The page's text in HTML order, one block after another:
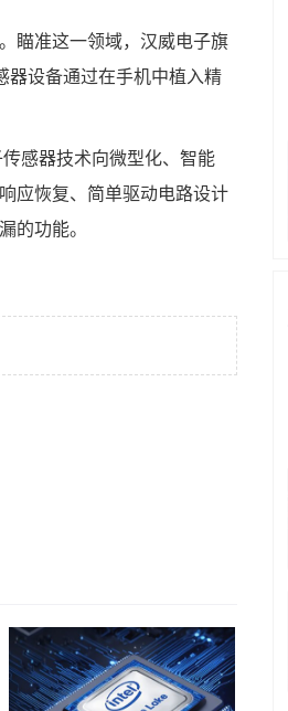
瞄准这一领域，汉威电子旗
器设备通过在手机中植入精
感器技术向微型化、智能
应恢复、简单驱动电路设计
的功能。